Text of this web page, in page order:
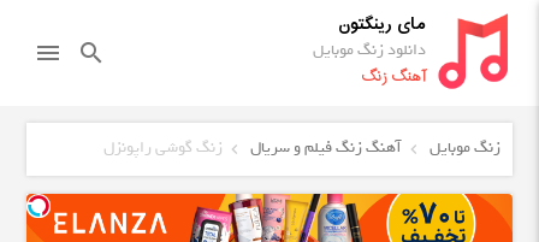
مای رینگتون
دانلود زنگ موبایل
آهنگ زنگ
search
menu
زنگ موبایل آهنگ زنگ فیلم و سریال زنگ گوشی راپونزل